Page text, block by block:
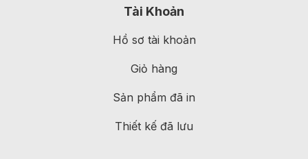
Tài Khoản
Hồ sơ tài khoản
Giỏ hàng
Sản phẩm đã in
Thiết kế đã lưu